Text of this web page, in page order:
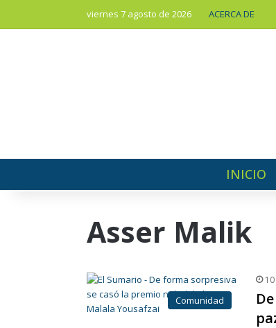
viernes 7 agosto de 2026 ACERCA DE
INICIO
Asser Malik
Comunidad